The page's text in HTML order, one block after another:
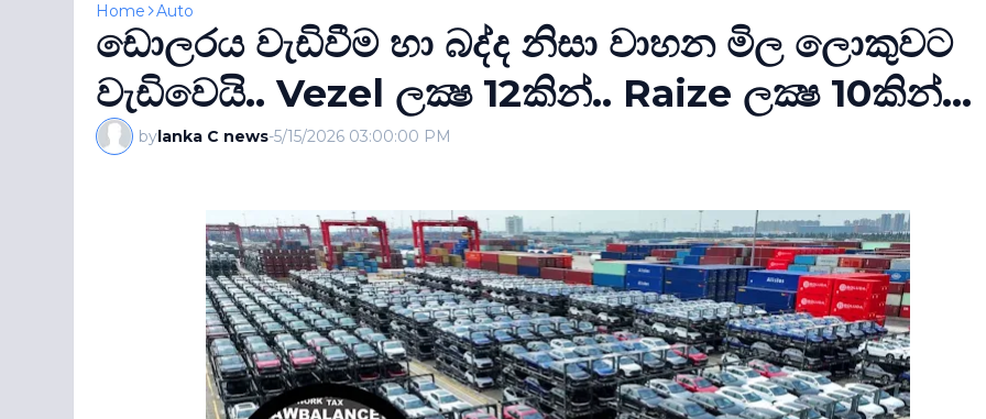
Home Auto
ඩොලරය වැඩිවීම හා බද්ද නිසා වාහන මිල ලොකුවට
වැඩිවෙයි.. Vezel ලක්‍ෂ 12කින්.. Raize ලක්‍ෂ 10කින්...
bylanka C news-5/15/2026 03:00:00 PM